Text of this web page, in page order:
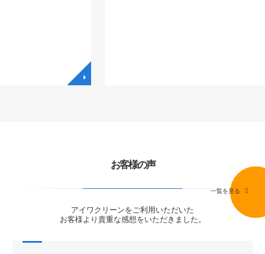
お客様の声
アイワクリーンをご利用いただいた
お客様より貴重な感想をいただきました。
一覧を見る